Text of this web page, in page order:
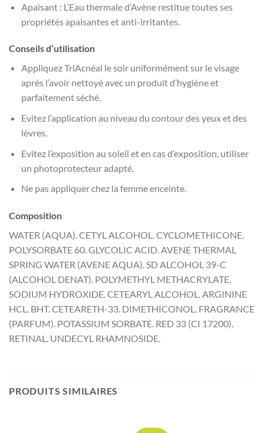
Apaisant : L’Eau thermale d’Avène restitue toutes ses
propriétés apaisantes et anti-irritantes.
Conseils d’utilisation
Appliquez TriAcnéal le soir uniformément sur le visage
après l’avoir nettoyé avec un produit d’hygiène et
parfaitement séché.
Evitez l’application au niveau du contour des yeux et des
lèvres.
Evitez l’exposition au soleil et en cas d’exposition, utiliser
un photoprotecteur adapté.
Ne pas appliquer chez la femme enceinte.
Composition
WATER (AQUA). CETYL ALCOHOL. CYCLOMETHICONE.
POLYSORBATE 60. GLYCOLIC ACID. AVENE THERMAL
SPRING WATER (AVENE AQUA). SD ALCOHOL 39-C
(ALCOHOL DENAT). POLYMETHYL METHACRYLATE.
SODIUM HYDROXIDE. CETEARYL ALCOHOL. ARGININE
HCL. BHT. CETEARETH-33. DIMETHICONOL. FRAGRANCE
(PARFUM). POTASSIUM SORBATE. RED 33 (CI 17200).
RETINAL. UNDECYL RHAMNOSIDE.
PRODUITS SIMILAIRES